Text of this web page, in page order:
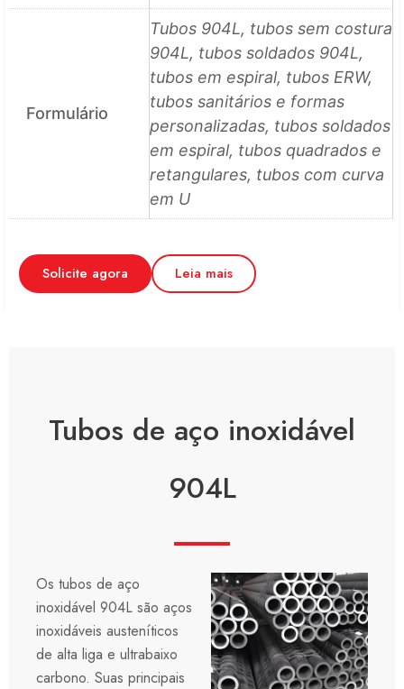
Formulário
Tubos 904L, tubos sem costura
904L, tubos soldados 904L,
tubos em espiral, tubos ERW,
tubos sanitários e formas
personalizadas, tubos soldados
em espiral, tubos quadrados e
retangulares, tubos com curva
em U
Solicite agora Leia mais
Tubos de aço inoxidável
904L
Os tubos de aço
inoxidável 904L são aços
inoxidáveis austeníticos
de alta liga e ultrabaixo
carbono. Suas principais